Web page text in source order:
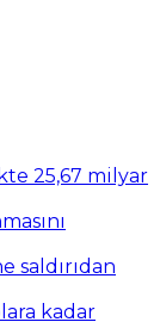
25,67 milyar
saldırıdan
kadar